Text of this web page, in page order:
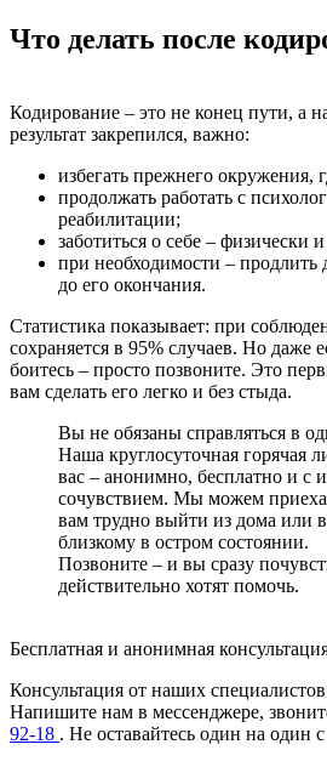
Что делать после
Кодирование – это не конец пути, а
результат закрепился, важно:
избегать прежнего окружения,
продолжать работать с
реабилитации;
заботиться о себе – физически
при необходимости – продлить
до его окончания.
Статистика показывает: при
сохраняется в 95% случаев. Но даже
боитесь – просто позвоните. Это
вам сделать его легко и без стыда.
Вы не обязаны справляться в
Наша круглосуточная горячая
вас – анонимно, бесплатно и с
сочувствием. Мы можем
вам трудно выйти из дома или
близкому в остром состоянии.
Позвоните – и вы сразу
действительно хотят помочь.
Бесплатная и анонимная
Консультация от наших
Напишите нам в мессенджере,
92-18 . Не оставайтесь один на один